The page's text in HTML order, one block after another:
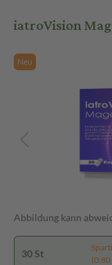
iatroVision
Neu
Abbildung kann
30 St
(0,80